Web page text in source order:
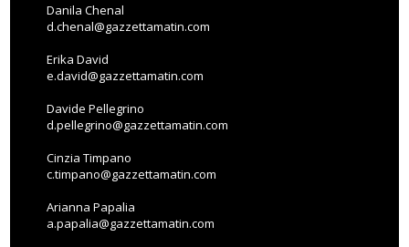
Danila Chenal
d.chenal@gazzettamatin.com
Erika David
e.david@gazzettamatin.com
Davide Pellegrino
d.pellegrino@gazzettamatin.com
Cinzia Timpano
c.timpano@gazzettamatin.com
Arianna Papalia
a.papalia@gazzettamatin.com